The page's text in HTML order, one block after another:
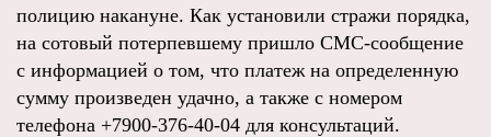
полицию накануне. Как установили стражи порядка,
на сотовый потерпевшему пришло СМС-сообщение
с информацией о том, что платеж на определенную
сумму произведен удачно, а также с номером
телефона +7900-376-40-04 для консультаций.